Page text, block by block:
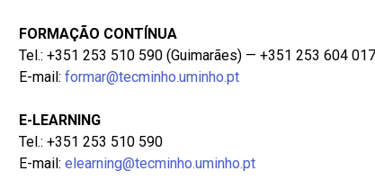
FORMAÇÃO CONTÍNUA
Tel.: +351 253 510 590 (Guimarães) — +351 253 604
E-mail: formar@tecminho.uminho.pt
E-LEARNING
Tel.: +351 253 510 590
E-mail: elearning@tecminho.uminho.pt